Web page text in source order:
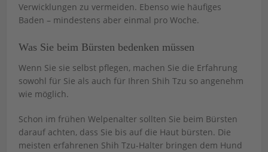
Verwicklungen zu vermeiden. Ebenso wie häufiges
Baden – mindestens aber einmal pro Woche.
Was Sie beim Bürsten bedenken müssen
Wenn Sie sie selbst pflegen, machen Sie die Erfahrung
sowohl für Sie als auch für Ihren Shih Tzu so angenehm
wie möglich.
Schon im frühen Welpenalter sollten Sie beim Bürsten
darauf achten, dass Sie bis auf die Haut bürsten. Die
meisten erfahrenen Shih Tzu-Halter bringen dem Hund